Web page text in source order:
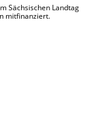
Sächsischen Landtag
mitfinanziert.